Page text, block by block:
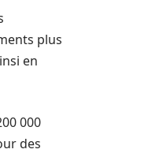
plus
en
000
des